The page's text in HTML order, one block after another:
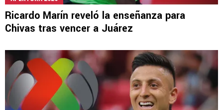
Ricardo Marín reveló la enseñanza para
Chivas tras vencer a Juárez